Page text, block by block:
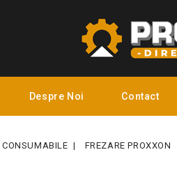
Despre Noi Contact
CONSUMABILE FREZARE PROXXON